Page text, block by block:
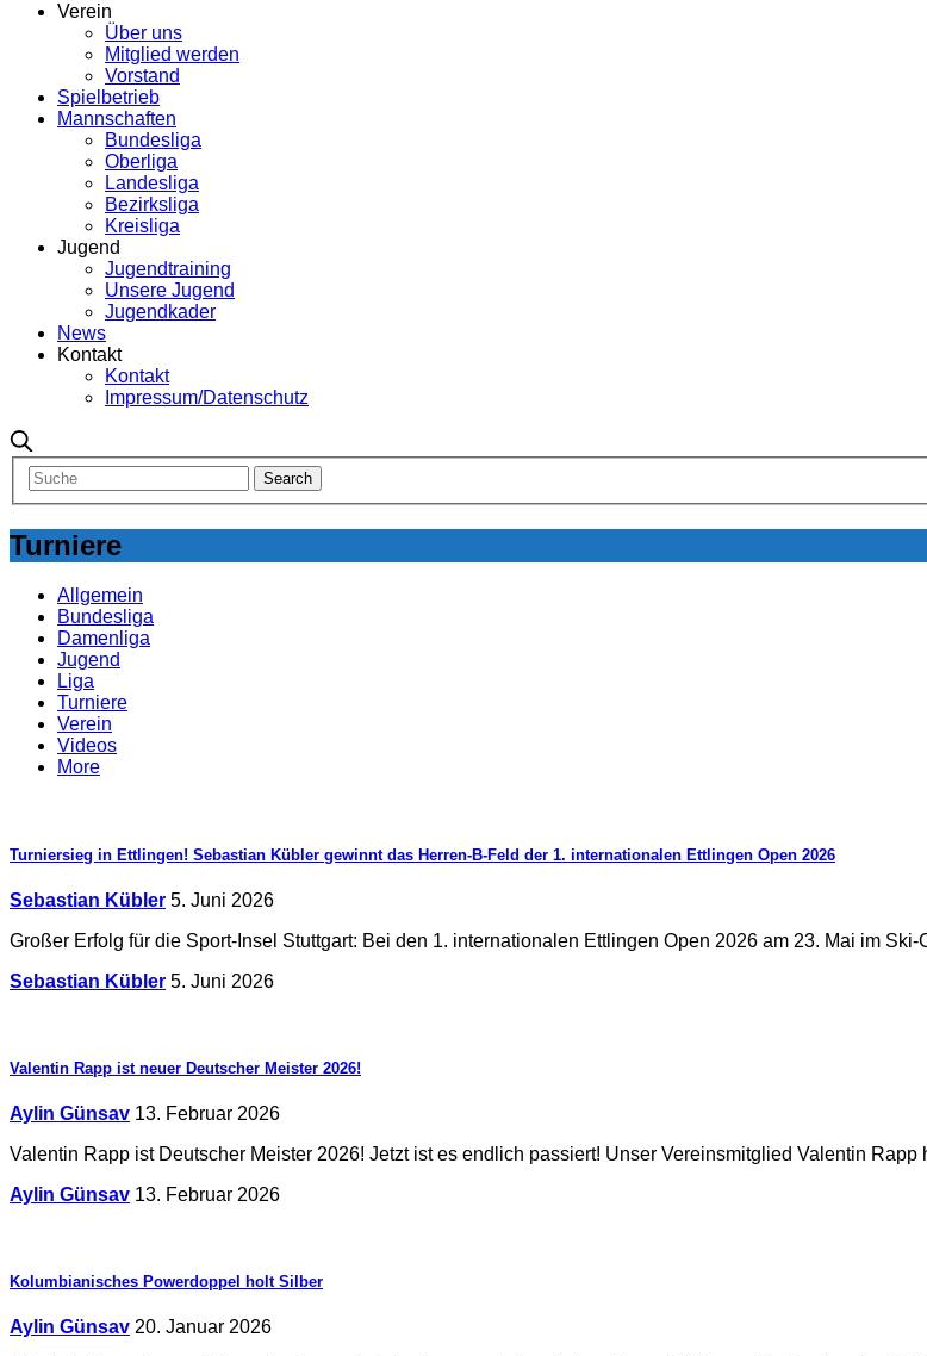
Verein
Über uns
Mitglied werden
Vorstand
Spielbetrieb
Mannschaften
Bundesliga
Oberliga
Landesliga
Bezirksliga
Kreisliga
Jugend
Jugendtraining
Unsere Jugend
Jugendkader
News
Kontakt
Kontakt
Impressum/Datenschutz
Turniere
Allgemein
Bundesliga
Damenliga
Jugend
Liga
Turniere
Verein
Videos
More
Turniersieg in Ettlingen! Sebastian Kübler gewinnt das Herren-B-Feld der 1. internationalen Ettlingen Open 2026
Sebastian Kübler 5. Juni 2026
Großer Erfolg für die Sport-Insel Stuttgart: Bei den 1. internationalen Ettlingen Open 2026 am 23. Mai im
Sebastian Kübler 5. Juni 2026
Valentin Rapp ist neuer Deutscher Meister 2026!
Aylin Günsav 13. Februar 2026
Valentin Rapp ist Deutscher Meister 2026! Jetzt ist es endlich passiert! Unser Vereinsmitglied Valentin
Aylin Günsav 13. Februar 2026
Kolumbianisches Powerdoppel holt Silber
Aylin Günsav 20. Januar 2026